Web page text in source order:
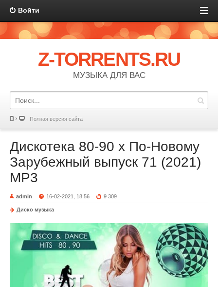
Войти
Z-TORRENTS.RU
МУЗЫКА ДЛЯ ВАС
Полная версия сайта
Дискотека 80-90 х По-Новому
Зарубежный выпуск 71 (2021)
MP3
admin 16-02-2021, 18:56 9 309
Диско музыка